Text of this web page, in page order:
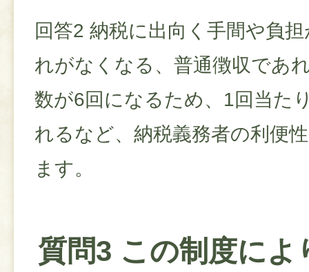
回答2 納税に出向く手間や負
れがなくなる、普通徴収であ
数が6回になるため、1回当た
れるなど、納税義務者の利便
ます。
質問3 この制度によ